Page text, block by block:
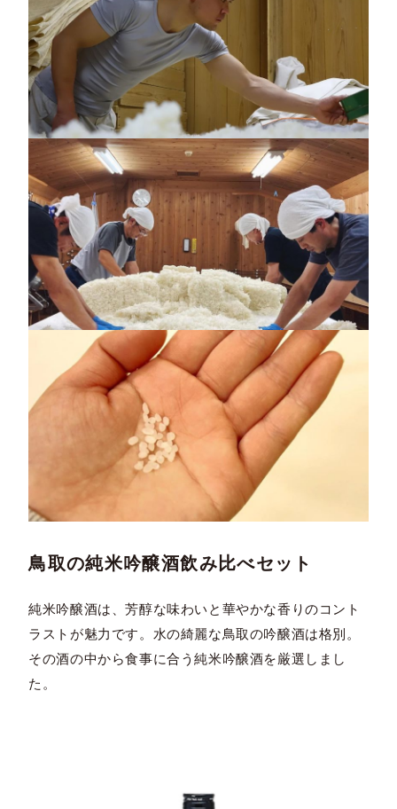
鳥取の純米吟醸酒飲み比べセット
純米吟醸酒は、芳醇な味わいと華やかな香りのコント
ラストが魅力です。水の綺麗な鳥取の吟醸酒は格別。
その酒の中から食事に合う純米吟醸酒を厳選しまし
た。